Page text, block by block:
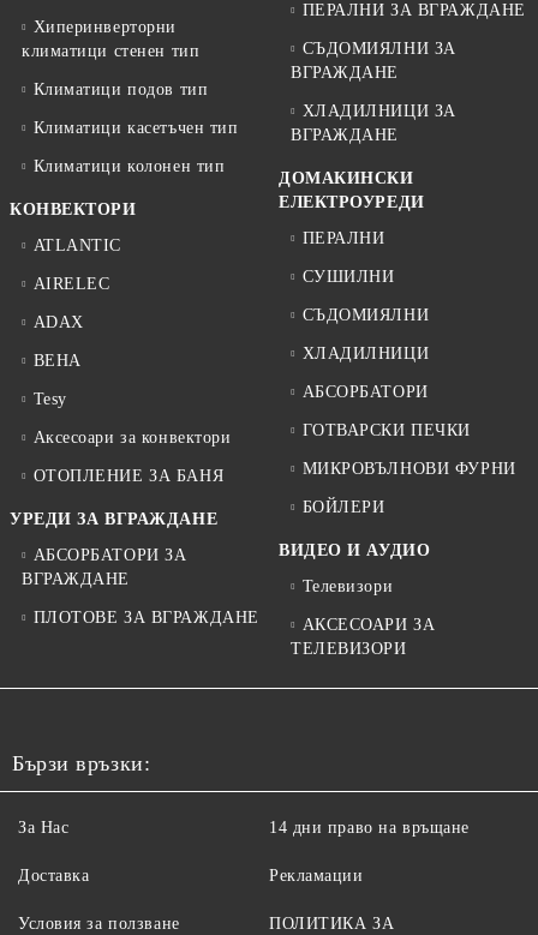
Хиперинверторни
климатици стенен тип
Климатици подов тип
Климатици касетъчен тип
Климатици колонен тип
КОНВЕКТОРИ
ATLANTIC
AIRELEC
ADAX
BEHA
Tesy
Аксесоари за конвектори
ОТОПЛЕНИЕ ЗА БАНЯ
УРЕДИ ЗА ВГРАЖДАНЕ
АБСОРБАТОРИ ЗА
ВГРАЖДАНЕ
ПЛОТОВЕ ЗА ВГРАЖДАНЕ
ПЕРАЛНИ ЗА ВГРАЖДАНЕ
СЪДОМИЯЛНИ ЗА
ВГРАЖДАНЕ
ХЛАДИЛНИЦИ ЗА
ВГРАЖДАНЕ
ДОМАКИНСКИ
ЕЛЕКТРОУРЕДИ
ПЕРАЛНИ
СУШИЛНИ
СЪДОМИЯЛНИ
ХЛАДИЛНИЦИ
АБСОРБАТОРИ
ГОТВАРСКИ ПЕЧКИ
МИКРОВЪЛНОВИ ФУРНИ
БОЙЛЕРИ
ВИДЕО И АУДИО
Телевизори
АКСЕСОАРИ ЗА
ТЕЛЕВИЗОРИ
Бързи връзки:
За Нас
Доставка
Условия за ползване
14 дни право на връщане
Рекламации
ПОЛИТИКА ЗА